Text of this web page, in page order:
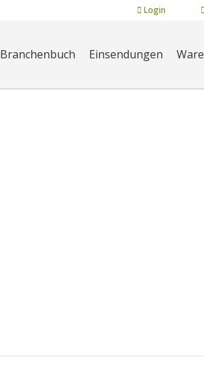
Login
Branchenbuch Einsendungen